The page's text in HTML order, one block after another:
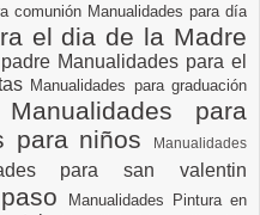
comunión Manualidades para día
el dia de la Madre
Manualidades para el
Manualidades para graduación
Manualidades para
para niños
Manualidades
para san valentin
Manualidades Pintura en